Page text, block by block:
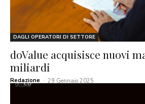
DAGLI OPERATORI DI SETTORE
doValue acquisisce nuovi
miliardi
Redazione - 29 Gennaio 2025